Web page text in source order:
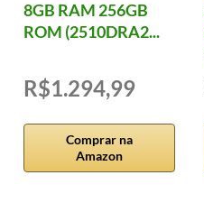
8GB RAM 256GB
ROM (2510DRA2...
R$1.294,99
Comprar na
Amazon